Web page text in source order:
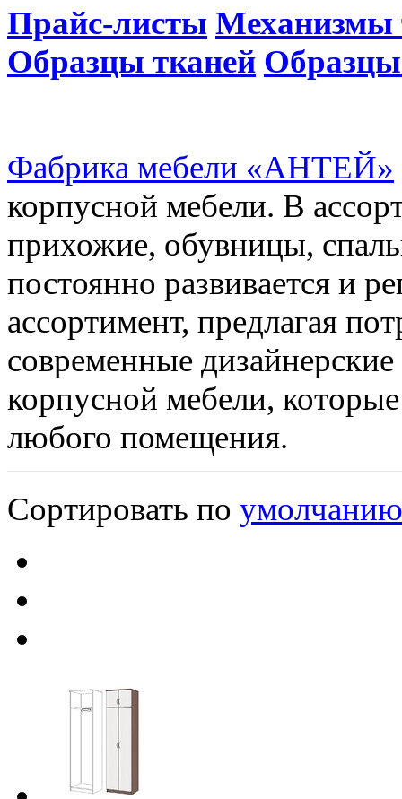
Прайс-листы Механизмы
Образцы тканей
Фабрика мебели «АНТЕЙ»
корпусной мебели. В
прихожие, обувницы,
постоянно развивается и
ассортимент, предлагая
современные
корпусной мебели,
любого помещения.
Сортировать по умолчанию